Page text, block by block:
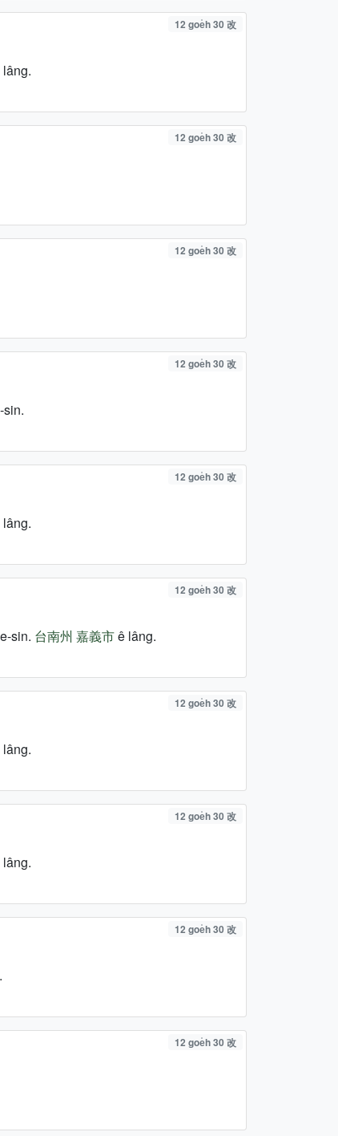
12 goe̍h 30 改
lâng.
12 goe̍h 30 改
12 goe̍h 30 改
12 goe̍h 30 改
sin.
12 goe̍h 30 改
lâng.
12 goe̍h 30 改
sin. 台南州 嘉義市ê lâng.
12 goe̍h 30 改
lâng.
12 goe̍h 30 改
lâng.
12 goe̍h 30 改
12 goe̍h 30 改